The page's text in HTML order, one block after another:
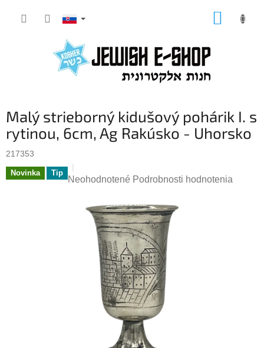
Malý strieborný kidušový pohárik I. s
rytinou, 6cm, Ag Rakúsko - Uhorsko
217353
Novinka Tip
Priemerné
produktu
hviezdičiek.
Neohodnotené Podrobnosti hodnotenia